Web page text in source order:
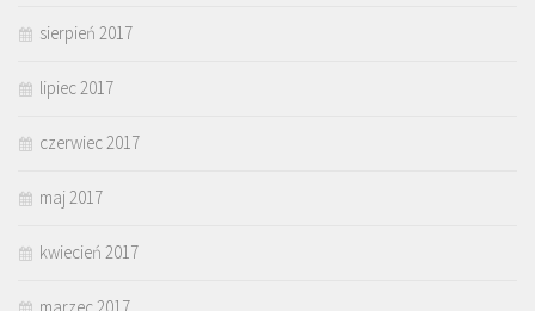
sierpień 2017
lipiec 2017
czerwiec 2017
maj 2017
kwiecień 2017